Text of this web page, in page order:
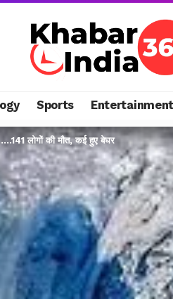
Sports Entertainment
लोगों की मौत, कई हुए बेघर